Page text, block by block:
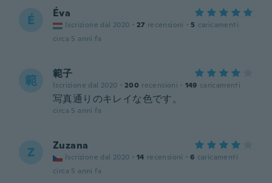
É Éva
Iscrizione dal 2020 · 27 recensioni · 5 caricamenti
circa 5 anni fa
範 範子
Iscrizione dal 2020 · 200 recensioni · 149 caricamenti
写真通りのキレイな色です。
circa 5 anni fa
Z Zuzana
Iscrizione dal 2020 · 14 recensioni · 6 caricamenti
circa 5 anni fa